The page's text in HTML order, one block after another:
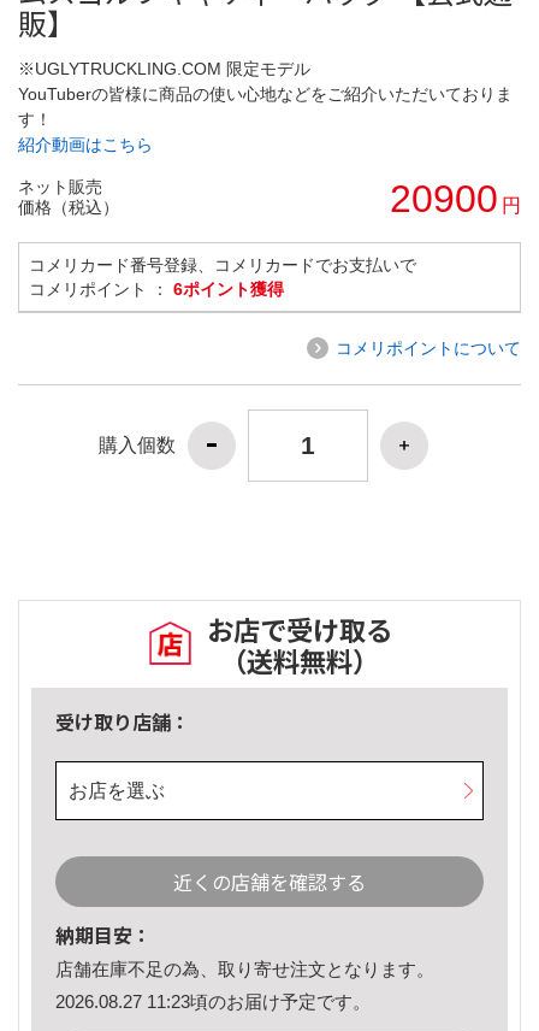
販】
※UGLYTRUCKLING.COM 限定モデル
YouTuberの皆様に商品の使い心地などをご紹介いただいておりま
す！
紹介動画はこちら
ネット販売
価格（税込）
20900 円
コメリカード番号登録、コメリカードでお支払いで
コメリポイント ： 6ポイント獲得
コメリポイントについて
購入個数
お店で受け取る
（送料無料）
受け取り店舗：
お店を選ぶ
近くの店舗を確認する
納期目安：
店舗在庫不足の為、取り寄せ注文となります。
2026.08.27 11:23頃のお届け予定です。